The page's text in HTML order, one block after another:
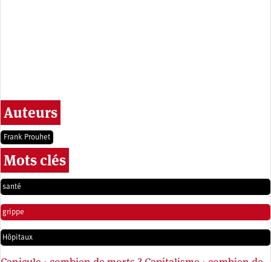
Auteurs
Frank Prouhet
Mots clés
santé
grippe
Hôpitaux